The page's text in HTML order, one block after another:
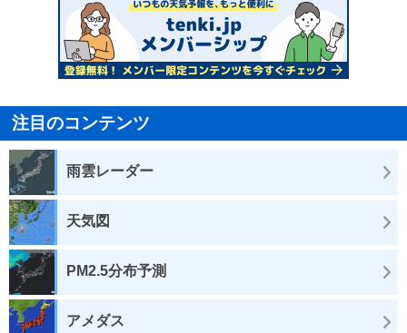
注目のコンテンツ
雨雲レーダー
天気図
PM2.5分布予測
アメダス